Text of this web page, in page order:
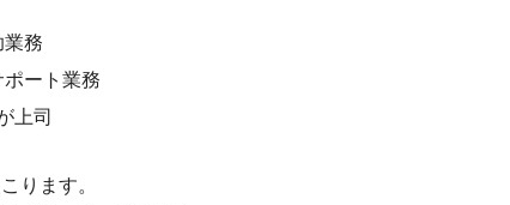
務
ート業務
上司
ります。